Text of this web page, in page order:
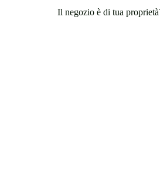
Il negozio è di tua